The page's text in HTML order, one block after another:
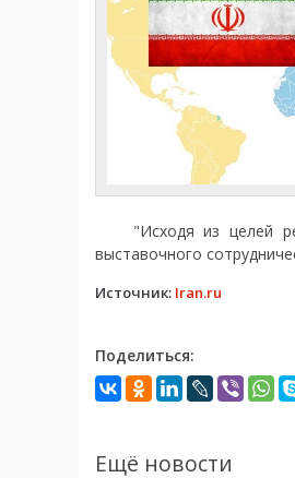
"Исходя из целей
выставочного
Источник: Iran.ru
Поделиться:
Ещё новости